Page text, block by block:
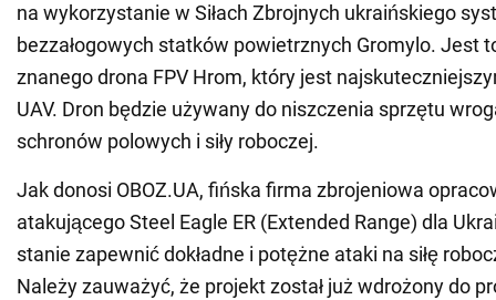
na wykorzystanie w Siłach Zbrojnych ukraińskiego
bezzałogowych statków powietrznych Gromylo. Jest
znanego drona FPV Hrom, który jest
UAV. Dron będzie używany do niszczenia sprzętu
schronów polowych i siły roboczej.
Jak donosi OBOZ.UA, fińska firma zbrojeniowa
atakującego Steel Eagle ER (Extended Range) dla
stanie zapewnić dokładne i potężne ataki na siłę
Należy zauważyć, że projekt został już wdrożony do